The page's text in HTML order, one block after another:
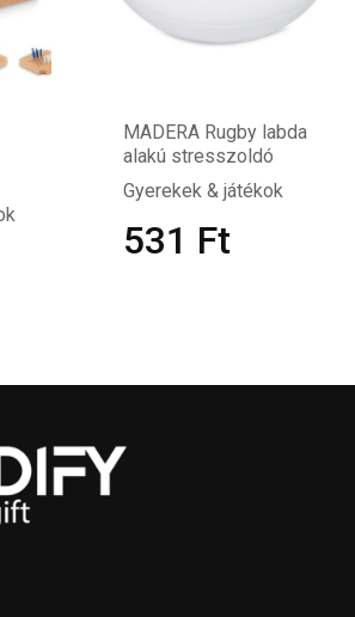
MADERA Rugby labda
alakú stresszoldó
Gyerekek & játékok
531 Ft